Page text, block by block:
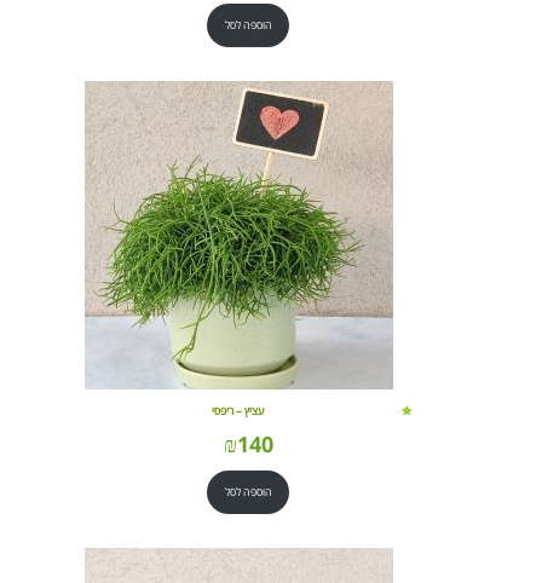
הוספה לסל
עציץ – ריפסי
₪140
הוספה לסל